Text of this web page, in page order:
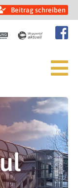
Beitrag schreiben